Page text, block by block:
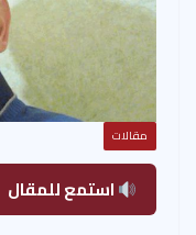
مقالات
استمع للمقال